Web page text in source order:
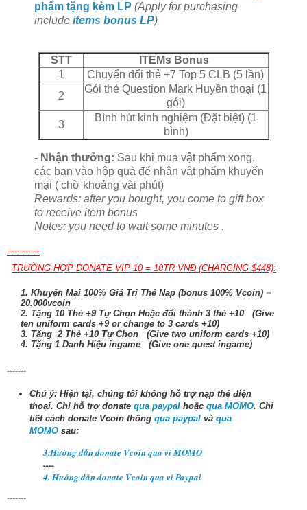
phẩm tặng kèm LP (Apply for purchasing
include items bonus LP)
STT
ITEMs Bonus
1
Chuyển đổi thẻ +7 Top 5 CLB (5 lần)
2
Gói thẻ Question Mark Huyền thoại (1
gói)
3
Bình hút kinh nghiệm (Đặt biệt) (1
bình)
- Nhận thưởng: Sau khi mua vật phẩm xong,
các bạn vào hộp quà để nhận vật phẩm khuyến
mại ( chờ khoảng vài phút)
Rewards: after you bought, you come to gift box
to receive item bonus
Notes: you need to wait some minutes .
======
TRƯỜNG HỢP DONATE VIP 10 = 10TR VNĐ (CHARGING $448):
1. Khuyến Mại 100% Giá Trị Thẻ Nạp (bonus 100% Vcoin) =
20.000vcoin
2. Tặng 10 Thẻ +9 Tự Chọn Hoặc đổi thành 3 thẻ +10 (Give
ten uniform cards +9 or change to 3 cards +10)
3. Tặng 2 Thẻ +10 Tự Chọn (Give two uniform cards +10)
4. Tặng 1 Danh Hiệu ingame (Give one quest ingame)
-------
Chú ý: Hiện tại, chúng tôi không hỗ trợ nạp thẻ điện
thoại. Chỉ hỗ trợ donate qua paypal hoặc qua MOMO. Chi
tiết cách donate Vcoin thông qua paypalvà qua
MOMOsau:
3.Hướng dẫn donate Vcoin qua ví MOMO
----
4. Hướng dẫn donate Vcoin qua ví Paypal
-------